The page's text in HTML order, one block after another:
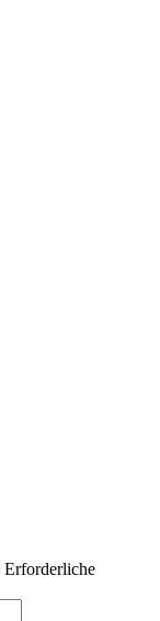
Erforderliche